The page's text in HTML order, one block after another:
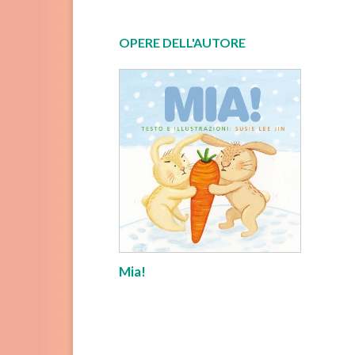
OPERE DELL'AUTORE
Mia!